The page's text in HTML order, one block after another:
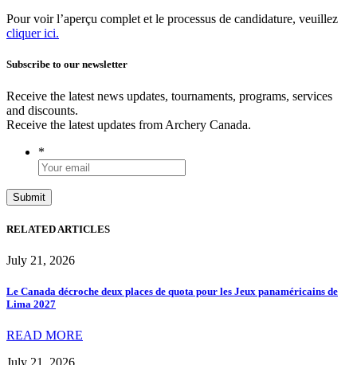
Pour voir l’aperçu complet et le processus de candidature, veuillez
cliquer ici.
Subscribe to our newsletter
Receive the latest news updates, tournaments, programs, services
and discounts.
Receive the latest updates from Archery Canada.
*
RELATED ARTICLES
July 21, 2026
Le Canada décroche deux places de quota pour les Jeux panaméricains de
Lima 2027
READ MORE